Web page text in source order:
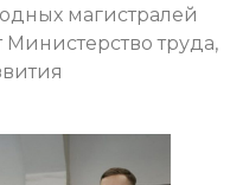
магистралей
труда,